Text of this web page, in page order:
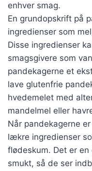
enhver smag.
En grundopskrift på
ingredienser som
Disse ingredienser
smagsgivere som
pandekagerne et
lave glutenfrie
hvedemelet med
mandelmel eller
Når pandekagerne
lækre ingredienser
flødeskum. Det er
smukt, så de ser